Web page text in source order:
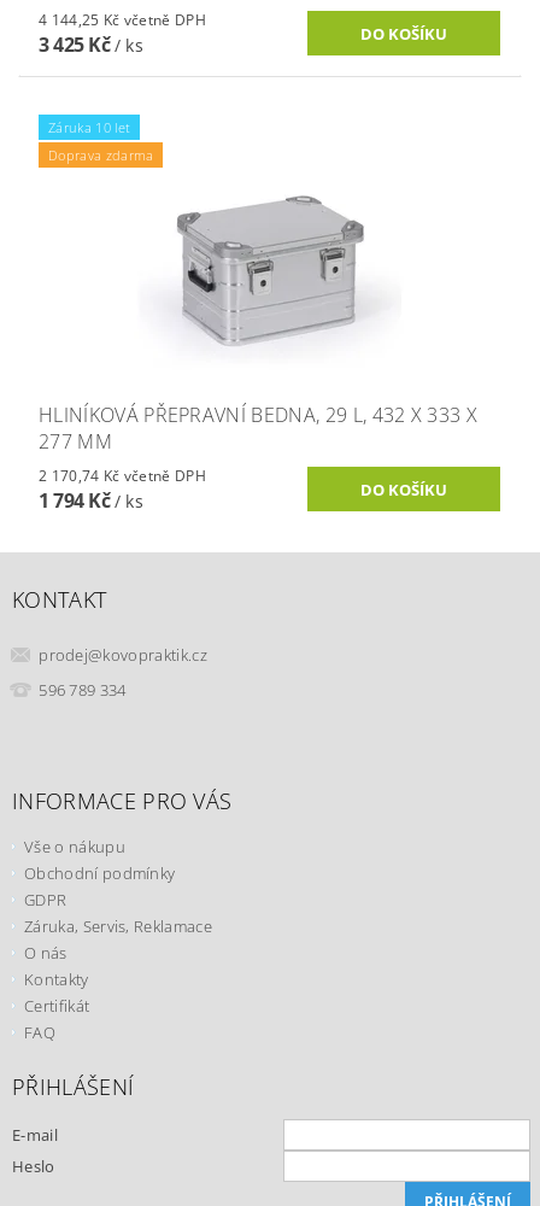
4 144,25 Kč včetně DPH
3 425 Kč/ ks
Záruka 10 let
Doprava zdarma
HLINÍKOVÁ PŘEPRAVNÍ BEDNA, 29 L, 432 X 333 X
277 MM
2 170,74 Kč včetně DPH
1 794 Kč/ ks
KONTAKT
prodej@kovopraktik.cz
596 789 334
INFORMACE PRO VÁS
Vše o nákupu
Obchodní podmínky
GDPR
Záruka, Servis, Reklamace
O nás
Kontakty
Certifikát
FAQ
PŘIHLÁŠENÍ
E-mail
Heslo